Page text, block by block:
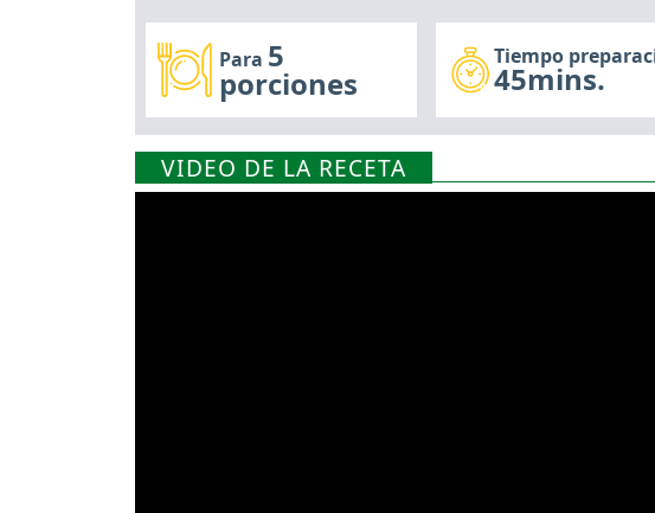
Para 5
porciones
Tiempo
45mins.
VIDEO DE LA RECETA